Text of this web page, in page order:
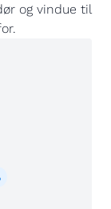
og vindue til